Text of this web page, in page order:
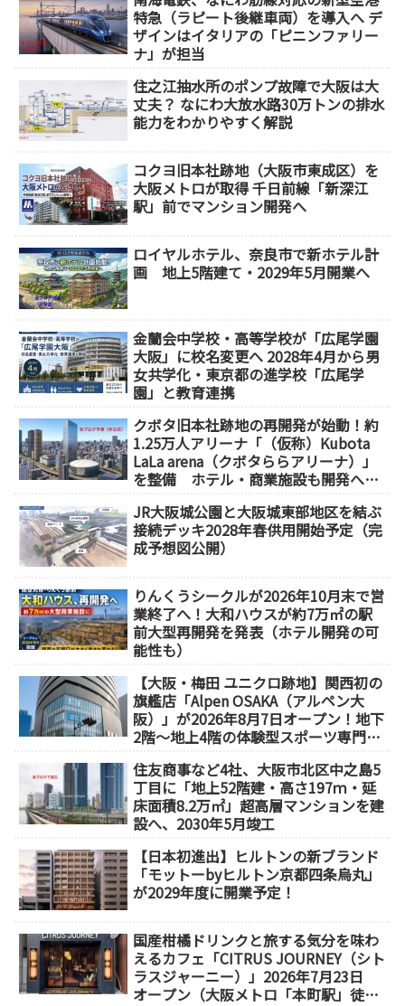
特急（ラピート後継車両）を導入へ デ
ザインはイタリアの「ピニンファリー
ナ」が担当
住之江抽水所のポンプ故障で大阪は大
丈夫？ なにわ大放水路30万トンの排水
能力をわかりやすく解説
コクヨ旧本社跡地（大阪市東成区）を
大阪メトロが取得 千日前線「新深江
駅」前でマンション開発へ
ロイヤルホテル、奈良市で新ホテル計
画 地上5階建て・2029年5月開業へ
金蘭会中学校・高等学校が「広尾学園
大阪」に校名変更へ 2028年4月から男
女共学化・東京都の進学校「広尾学
園」と教育連携
クボタ旧本社跡地の再開発が始動！約
1.25万人アリーナ「（仮称）Kubota
LaLa arena（クボタららアリーナ）」
を整備 ホテル・商業施設も開発へ
JR大阪城公園と大阪城東部地区を結ぶ
接続デッキ2028年春供用開始予定（完
成予想図公開）
りんくうシークルが2026年10月末で営
業終了へ！大和ハウスが約7万㎡の駅
前大型再開発を発表（ホテル開発の可
能性も）
【大阪・梅田 ユニクロ跡地】関西初の
旗艦店「Alpen OSAKA（アルペン大
阪）」が2026年8月7日オープン！地下
2階～地上4階の体験型スポーツ専門店
住友商事など4社、大阪市北区中之島5
丁目に「地上52階建・高さ197ｍ・延
床面積8.2万㎡」超高層マンションを建
設へ、2030年5月竣工
【日本初進出】ヒルトンの新ブランド
「モットーbyヒルトン京都四条烏丸」
が2029年度に開業予定！
国産柑橘ドリンクと旅する気分を味わ
えるカフェ「CITRUS JOURNEY（シト
ラスジャーニー）」2026年7月23日
オープン（大阪メトロ「本町駅」徒歩